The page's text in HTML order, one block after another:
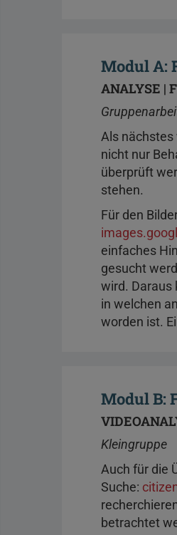
Modul A:
ANALYSE |
Als nächstes
nicht nur
überprüft
stehen.
Für den
einfaches
gesucht
wird. Daraus
in welchen
worden ist.
Modul B:
Kleingruppe
Auch für die
Suche:
betrachtet